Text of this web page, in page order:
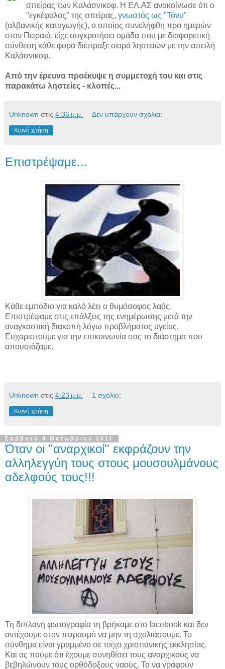
σπείρας των Καλάσνικοφ. Η ΕΛ.ΑΣ ανακοίνωσε ότι ο
"εγκέφαλος" της σπείρας, γνωστός ως "Τόνυ"
(αλβανικής καταγωγής), ο οποίος συνελήφθη προ ημερών
στον Πειραιά, είχε συγκροτήσει ομάδα που με διαφορετική
σύνθεση κάθε φορά διέπραξε σειρά ληστειών με την απειλή
Καλάσνικοφ.
Από την έρευνα προέκυψε η συμμετοχή του και στις
παρακάτω ληστείες - κλοπές...
Unknown στις 4:36 μ.μ. Δεν υπάρχουν σχόλια:
Κοινή χρήση
Επιστρέψαμε...
Κάθε εμπόδιο για καλό λέει ο θυμόσοφος λαός.
Επιστρέψαμε στις επάλξεις της ενημέρωσης μετά την
αναγκαστική διακοπή λόγω προβλήματος υγείας.
Ευχαριστούμε για την επικοινωνία σας το διάστημα που
απουσιάζαμε.
Unknown στις 4:23 μ.μ. 1 σχόλιο:
Κοινή χρήση
Σάββατο 8 Οκτωβρίου 2011
Όταν οι ''αναρχικοί'' εκφράζουν την
αλληλεγγύη τους στους μουσουλμάνους
αδελφούς τους!!!
Τη διπλανή φωτογραφία τη βρήκαμε στο facebook και δεν
αντέχουμε στον πειρασμό να μην τη σχολιάσουμε. Το
σύνθημα είναι γραμμένο σε τοίχο χριστιανικής εκκλησίας.
Και ας πούμε ότι έχουμε συνηθίσει τους αναρχικούς να
βεβηλώνουν τους ορθόδοξους ναούς. Το να γράφουν